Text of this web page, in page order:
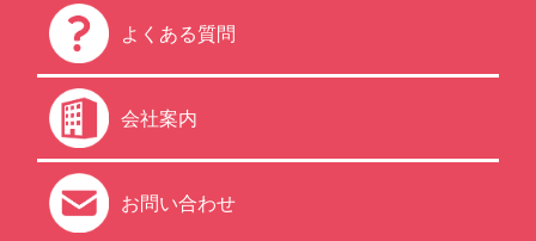
よくある質問
会社案内
お問い合わせ